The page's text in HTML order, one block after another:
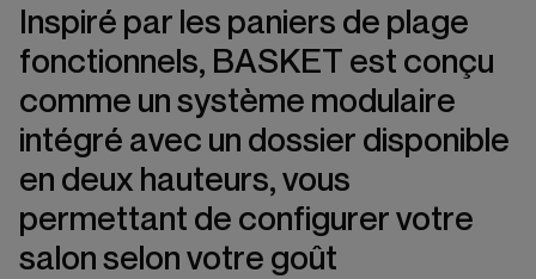
Inspiré par les paniers de plage
fonctionnels, BASKET est conçu
comme un système modulaire
intégré avec un dossier disponible
en deux hauteurs, vous
permettant de configurer votre
salon selon votre goût